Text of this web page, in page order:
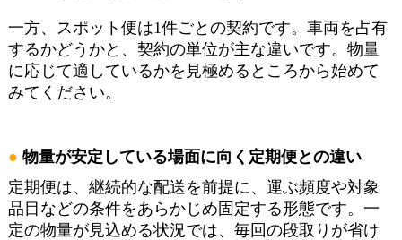
一方、スポット便は1件ごとの契約です。車両を占有
するかどうかと、契約の単位が主な違いです。物量
に応じて適しているかを見極めるところから始めて
みてください。
物量が安定している場面に向く定期便との違い
定期便は、継続的な配送を前提に、運ぶ頻度や対象
品目などの条件をあらかじめ固定する形態です。一
定の物量が見込める状況では、毎回の段取りが省け